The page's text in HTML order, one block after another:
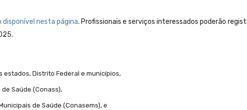
disponível nesta página. Profissionais e serviços interessados poderão
Distrito Federal e municípios,
Saúde (Conass),
de Saúde (Conasems), e